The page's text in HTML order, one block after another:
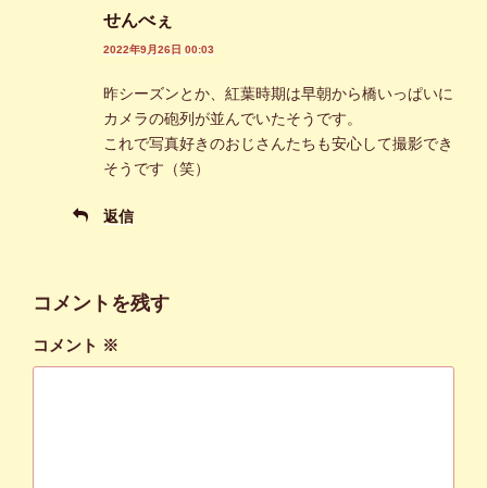
せんべぇ
2022年9月26日 00:03
昨シーズンとか、紅葉時期は早朝から橋いっぱいに
カメラの砲列が並んでいたそうです。
これで写真好きのおじさんたちも安心して撮影でき
そうです（笑）
返信
コメントを残す
コメント ※